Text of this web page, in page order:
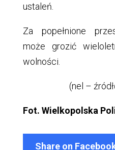
ustaleń.
Za popełnione
może grozić
wolności.
(nel –
Fot. Wielkopolska
Share on